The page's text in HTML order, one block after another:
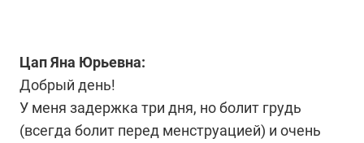
Цап Яна Юрьевна:
Добрый день!
У меня задержка три дня, но болит грудь
(всегда болит перед менструацией) и очень